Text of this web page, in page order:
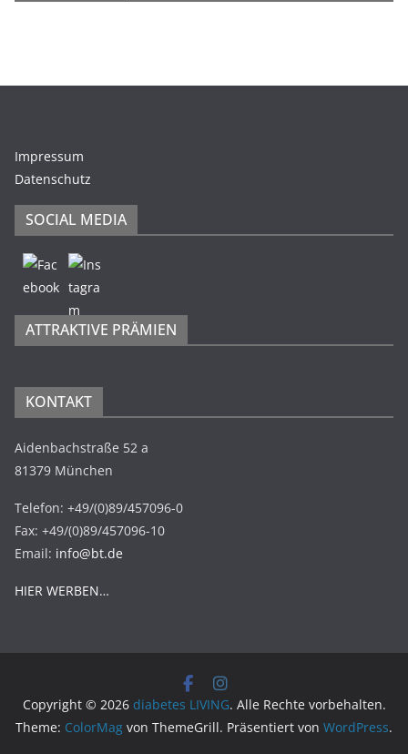
Impressum
Datenschutz
SOCIAL MEDIA
ATTRAKTIVE PRÄMIEN
KONTAKT
Aidenbachstraße 52 a
81379 München
Telefon: +49/(0)89/457096-0
Fax: +49/(0)89/457096-10
Email: info@bt.de
HIER WERBEN…
Copyright © 2026 diabetes LIVING. Alle Rechte vorbehalten.
Theme: ColorMag von ThemeGrill. Präsentiert von WordPress.